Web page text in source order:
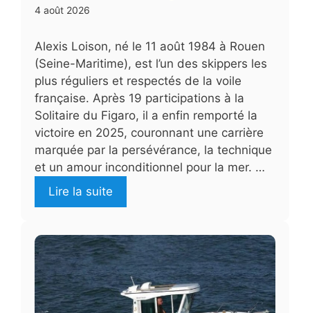
4 août 2026
Alexis Loison, né le 11 août 1984 à Rouen
(Seine-Maritime), est l’un des skippers les
plus réguliers et respectés de la voile
française. Après 19 participations à la
Solitaire du Figaro, il a enfin remporté la
victoire en 2025, couronnant une carrière
marquée par la persévérance, la technique
et un amour inconditionnel pour la mer. …
Lire la suite